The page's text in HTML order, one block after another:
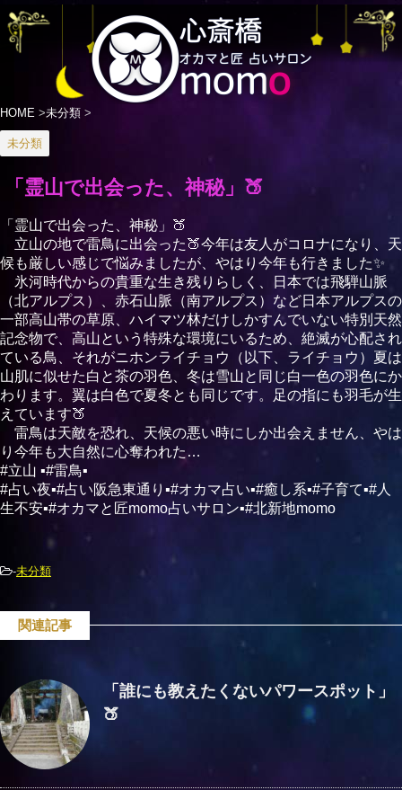
HOME >未分類 >
未分類
「霊山で出会った、神秘」🍑
「霊山で出会った、神秘」🍑
立山の地で雷鳥に出会った🍑今年は友人がコロナになり、天
候も厳しい感じで悩みましたが、やはり今年も行きました✨
氷河時代からの貴重な生き残りらしく、日本では飛騨山脈
（北アルプス）、赤石山脈（南アルプス）など日本アルプスの
一部高山帯の草原、ハイマツ林だけしかすんでいない特別天然
記念物で、高山という特殊な環境にいるため、絶滅が心配され
ている鳥、それがニホンライチョウ（以下、ライチョウ）夏は
山肌に似せた白と茶の羽色、冬は雪山と同じ白一色の羽色にか
わります。翼は白色で夏冬とも同じです。足の指にも羽毛が生
えています🍑
雷鳥は天敵を恐れ、天候の悪い時にしか出会えません、やは
り今年も大自然に心奪われた…
#立山 ▪#雷鳥▪
#占い夜▪#占い阪急東通り▪#オカマ占い▪#癒し系▪#子育て▪#人
生不安▪#オカマと匠momo占いサロン▪#北新地momo
-未分類
関連記事
「誰にも教えたくないパワースポット」
🍑